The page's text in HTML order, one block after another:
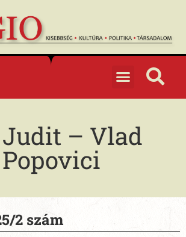
– Vlad
Popovici
2 szám